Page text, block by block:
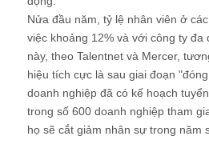
Nửa đầu năm, tỷ lệ nhân viên ở
việc khoảng 12% và với công ty đa
này, theo Talentnet và Mercer,
hiệu tích cực là sau giai đoạn
doanh nghiệp đã có kế hoạch
trong số 600 doanh nghiệp tham
họ sẽ cắt giảm nhân sự trong năm